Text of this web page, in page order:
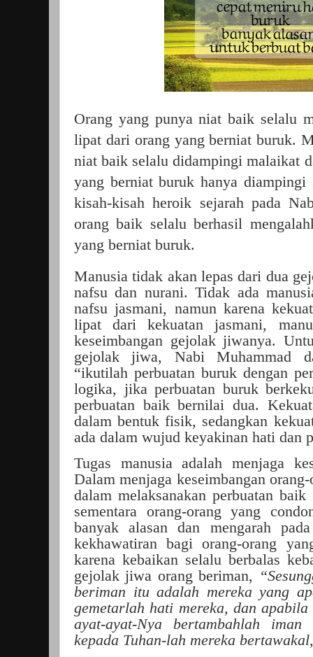
Orang yang punya niat baik selalu
lipat dari orang yang berniat buruk.
niat baik selalu didampingi malaikat
yang berniat buruk hanya
kisah-kisah heroik sejarah pada
orang baik selalu berhasil
yang berniat buruk.
Manusia tidak akan lepas dari dua
nafsu dan nurani. Tidak ada
nafsu jasmani, namun karena
lipat dari kekuatan jasmani,
keseimbangan gejolak jiwanya.
gejolak jiwa, Nabi Muhammad
“ikutilah perbuatan buruk dengan
logika, jika perbuatan buruk
perbuatan baik bernilai dua.
dalam bentuk fisik, sedangkan
ada dalam wujud keyakinan hati dan
Tugas manusia adalah menjaga
Dalam menjaga keseimbangan
dalam melaksanakan perbuatan
sementara orang-orang yang
banyak alasan dan mengarah
kekhawatiran bagi orang-orang
karena kebaikan selalu berbalas
gejolak jiwa orang beriman,
beriman itu adalah mereka yang
gemetarlah hati mereka, dan
ayat-ayat-Nya bertambahlah
kepada Tuhan-lah mereka